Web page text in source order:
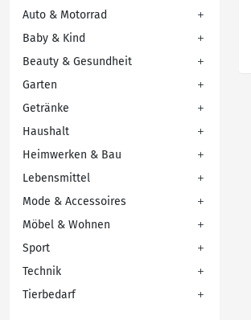
Auto & Motorrad
Baby & Kind
Beauty & Gesundheit
Garten
Getränke
Haushalt
Heimwerken & Bau
Lebensmittel
Mode & Accessoires
Möbel & Wohnen
Sport
Technik
Tierbedarf